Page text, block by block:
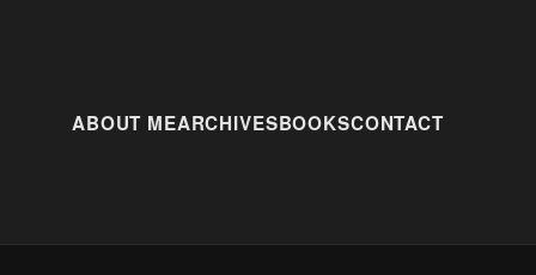
ABOUT MEARCHIVESBOOKSCONTACT